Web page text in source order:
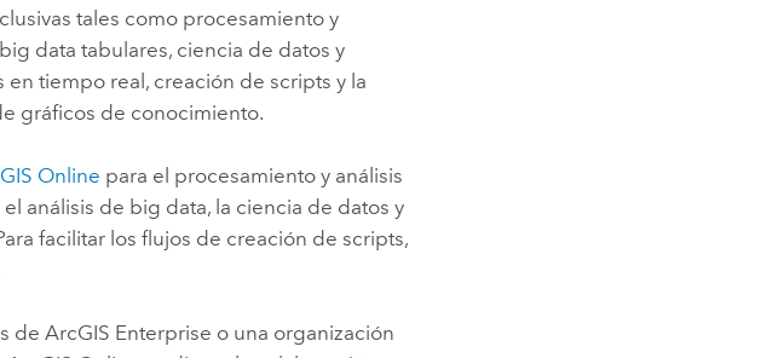
tales como procesamiento y
data tabulares, ciencia de datos y
tiempo real, creación de scripts y la
gráficos de conocimiento.
Online para el procesamiento y análisis
el análisis de big data, la ciencia de datos y
facilitar los flujos de creación de scripts,
deArcGIS Enterprise o una organización